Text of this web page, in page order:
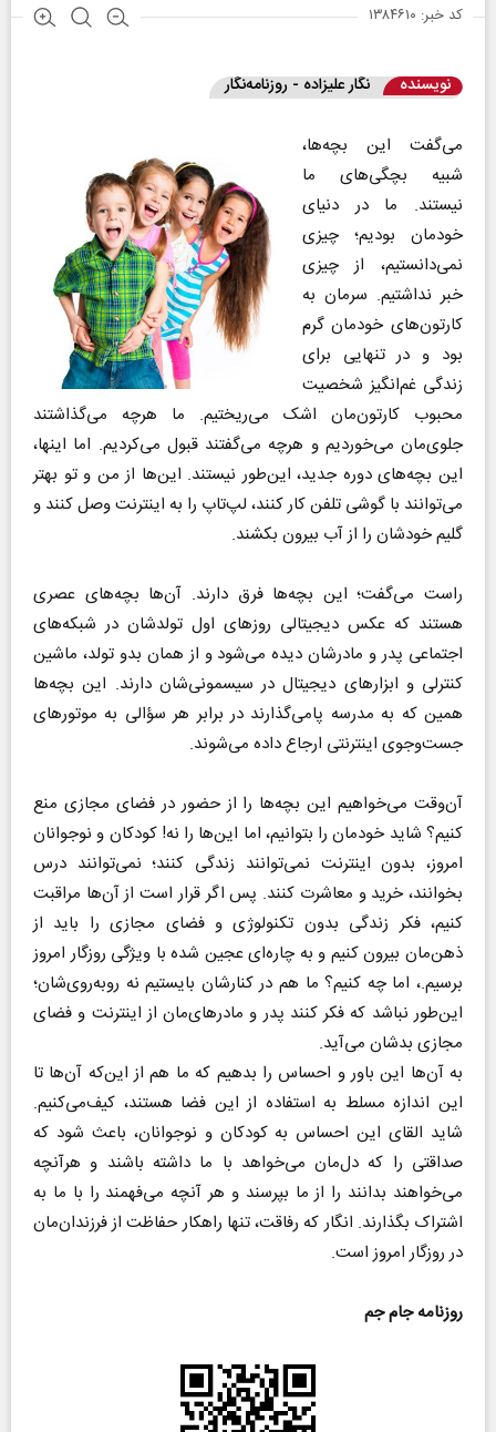
کد خبر: ۱۳۸۴۶۱۰
نویسنده نگار علیزاده - روزنامه‌نگار
‌می‌گفت این بچه‌ها،
شبیه بچگی‌های ما
نیستند. ما در دنیای
خودمان بودیم؛ چیزی
نمی‌دانستیم، از چیزی
خبر نداشتیم. سرمان به
کارتون‌های خودمان گرم
بود و در تنهایی برای
زندگی غم‌انگیز شخصیت
محبوب کارتون‌مان اشک می‌ریختیم. ما هرچه می‌گذاشتند
جلوی‌مان می‌خوردیم و هرچه می‌گفتند قبول می‌کردیم. اما اینها،
این بچه‌های دوره جدید، این‌طور نیستند. این‌ها از من و تو بهتر
می‌توانند با گوشی تلفن کار کنند، لپ‌تاپ را به اینترنت وصل کنند و
گلیم خودشان را از آب بیرون بکشند.
راست می‌گفت؛ این بچه‌ها فرق دارند. آن‌ها بچه‌های عصری
هستند که عکس دیجیتالی روز‌های اول تولدشان در شبکه‌های
اجتماعی پدر و مادرشان دیده می‌شود و از همان بدو تولد، ماشین
کنترلی و ابزار‌های دیجیتال در سیسمونی‌شان دارند. این بچه‌ها
همین که به مدرسه پا‌می‌گذارند در برابر هر سؤالی به موتور‌های
جست‌وجوی اینترنتی ارجاع داده می‌شوند.
آن‌وقت می‌خواهیم این بچه‌ها را از حضور در فضای مجازی منع
کنیم؟ شاید خودمان را بتوانیم، اما این‌ها را نه! کودکان و نوجوانان
امروز، بدون اینترنت نمی‌توانند زندگی کنند؛ نمی‌توانند درس
بخوانند، خرید و معاشرت کنند. پس اگر قرار است از آن‌ها مراقبت
کنیم، فکر زندگی بدون تکنولوژی و فضای مجازی را باید از
ذهن‌مان بیرون کنیم و به چاره‌ای عجین شده با ویژگی روزگار امروز
برسیم.، اما چه کنیم؟ ما هم در کنارشان بایستیم نه روبه‌روی‌شان؛
این‌طور نباشد که فکر کنند پدر و مادرهای‌مان از اینترنت و فضای
مجازی بدشان می‌آید.
به آن‌ها این باور و احساس را بدهیم که ما هم از این‌که آن‌ها تا
این اندازه مسلط به استفاده از این فضا هستند، کیف‌می‌کنیم.
شاید القای این احساس به کودکان و نوجوانان، باعث شود که
صداقتی را که دل‌مان می‌خواهد با ما داشته باشند و هرآنچه
می‌خواهند بدانند را از ما بپرسند و هر آنچه می‌فهمند را با ما به
اشتراک بگذارند. انگار که رفاقت، تنها راهکار حفاظت از فرزندان‌مان
در روزگار امروز است.
روزنامه جام جم